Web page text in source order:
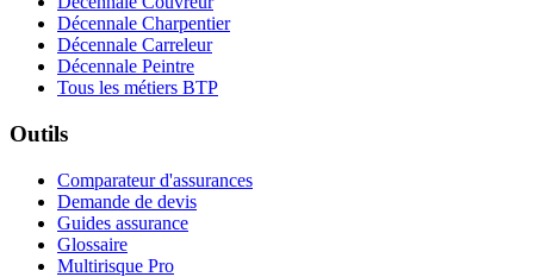
Décennale Charpentier
Décennale Carreleur
Décennale Peintre
Tous les métiers BTP
Outils
Comparateur d'assurances
Demande de devis
Guides assurance
Glossaire
Multirisque Pro